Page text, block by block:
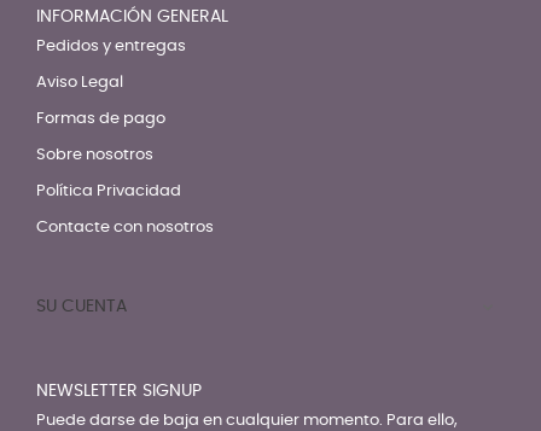
INFORMACIÓN GENERAL
Pedidos y entregas
Aviso Legal
Formas de pago
Sobre nosotros
Política Privacidad
Contacte con nosotros
SU CUENTA
NEWSLETTER SIGNUP
Puede darse de baja en cualquier momento. Para ello,